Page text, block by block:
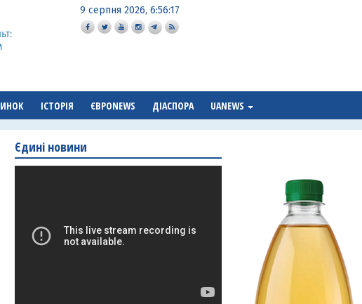
9 серпня 2026, 6:56:18
ІСТОРІЯ ЄВРОNEWS ДІАСПОРА UANEWS
Єдині новини